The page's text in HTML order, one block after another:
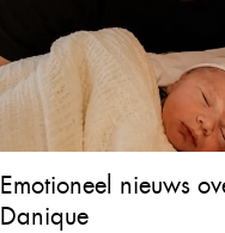
Emotioneel nieuws
Danique